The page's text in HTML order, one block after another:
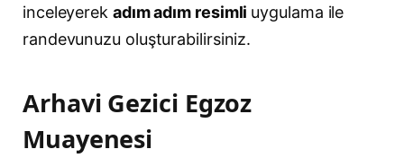
inceleyerek adım adım resimli uygulama ile
randevunuzu oluşturabilirsiniz.
Arhavi Gezici Egzoz
Muayenesi